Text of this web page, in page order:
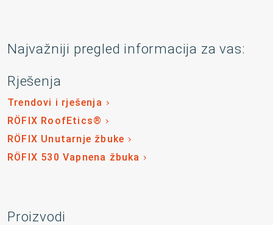
Najvažniji pregled informacija za vas:
Rješenja
Trendovi i rješenja
RÖFIX RoofEtics®
RÖFIX Unutarnje žbuke
RÖFIX 530 Vapnena žbuka
Proizvodi